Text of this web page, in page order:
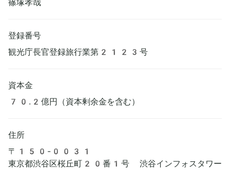
篠塚孝哉
登録番号
観光庁長官登録旅行業第2123号
資本金
70.2億円（資本剰余金を含む）
住所
〒150-0031
東京都渋谷区桜丘町20番1号 渋谷インフォスタワー